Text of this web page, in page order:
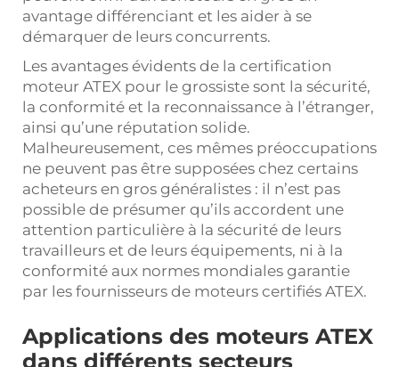
avantage différenciant et les aider à se
démarquer de leurs concurrents.
Les avantages évidents de la certification
moteur ATEX pour le grossiste sont la sécurité,
la conformité et la reconnaissance à l’étranger,
ainsi qu’une réputation solide.
Malheureusement, ces mêmes préoccupations
ne peuvent pas être supposées chez certains
acheteurs en gros généralistes : il n’est pas
possible de présumer qu’ils accordent une
attention particulière à la sécurité de leurs
travailleurs et de leurs équipements, ni à la
conformité aux normes mondiales garantie
par les fournisseurs de moteurs certifiés ATEX.
Applications des moteurs ATEX
dans différents secteurs